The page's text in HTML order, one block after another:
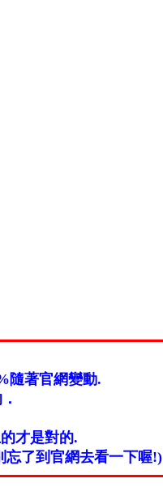
隨著官網變動.
才是對的.
忘了到官網去看一下喔!)